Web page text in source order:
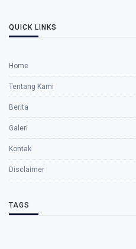
QUICK LINKS
Home
Tentang Kami
Berita
Galeri
Kontak
Disclaimer
TAGS